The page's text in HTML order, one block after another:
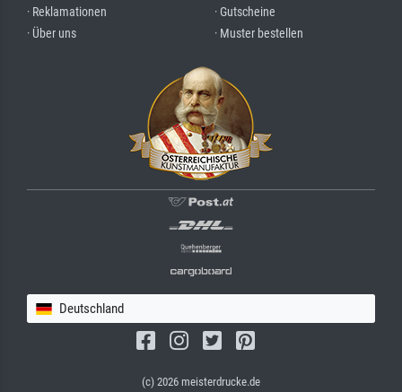
· Reklamationen
· Über uns
· Gutscheine
· Muster bestellen
Deutschland
(c) 2026 meisterdrucke.de